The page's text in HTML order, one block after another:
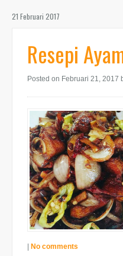
21 Februari 2017
Resepi
Posted on Februari 21, 2017
No comments